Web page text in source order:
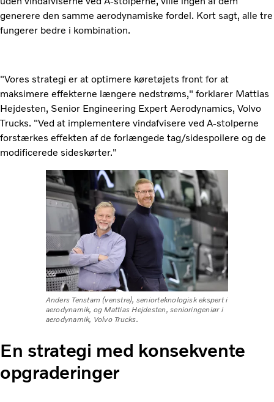
generere den samme aerodynamiske fordel. Kort sagt, alle tre
fungerer bedre i kombination.
"Vores strategi er at optimere køretøjets front for at
maksimere effekterne længere nedstrøms," forklarer Mattias
Hejdesten, Senior Engineering Expert Aerodynamics, Volvo
Trucks. "Ved at implementere vindafvisere ved A-stolperne
forstærkes effekten af de forlængede tag/sidespoilere og de
modificerede sideskørter."
Anders Tenstam (venstre), seniorteknologisk ekspert i
aerodynamik, og Mattias Hejdesten, senioringeniør i
aerodynamik, Volvo Trucks.
En strategi med konsekvente
opgraderinger